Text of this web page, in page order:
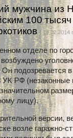
мужчина из
100
| 18.02.2014
отделе по
подозревается
УК РФ (незаконные
лицу).
версии,
возле гаражно-